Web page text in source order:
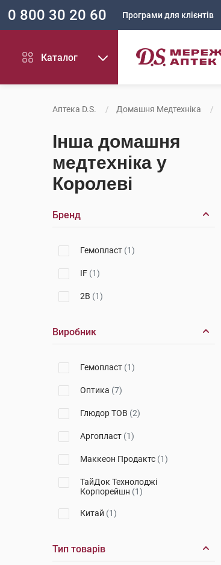
0 800 30 20 60 Програми для клієнтів
Каталог
Аптека D.S. Домашня Медтехніка
Інша домашня
медтехніка у
Королеві
Бренд
Гемопласт (1)
IF (1)
2B (1)
Виробник
Гемопласт (1)
Оптика (7)
Глюдор ТОВ (2)
Аргопласт (1)
Маккеон Продактс (1)
ТайДок Технолоджі
Корпорейшн (1)
Китай (1)
Тип товарів